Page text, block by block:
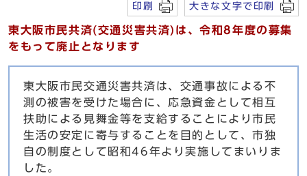
印刷 大きな文字で印刷
東大阪市民共済(交通災害共済)は、令和8年度の募集
をもって廃止となります
東大阪市民交通災害共済は、交通事故による不
測の被害を受けた場合に、応急資金として相互
扶助による見舞金等を支給することにより市民
生活の安定に寄与することを目的として、市独
自の制度として昭和46年より実施してまいりま
した。